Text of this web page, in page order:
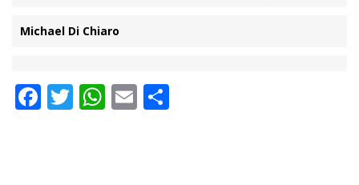
Michael Di Chiaro
Facebook
Twitter
WhatsApp
Email